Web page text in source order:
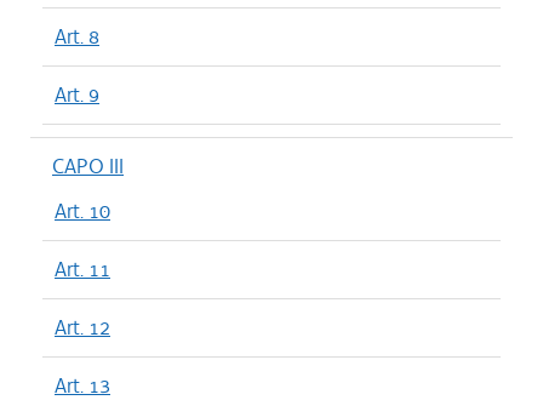
Art. 8
Art. 9
CAPO III
Art. 10
Art. 11
Art. 12
Art. 13